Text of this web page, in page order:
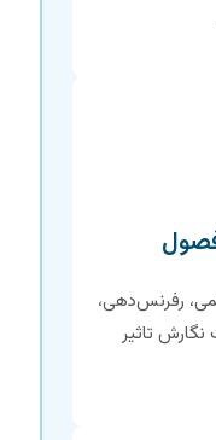
رفرنس‌دهی،
تاثیر